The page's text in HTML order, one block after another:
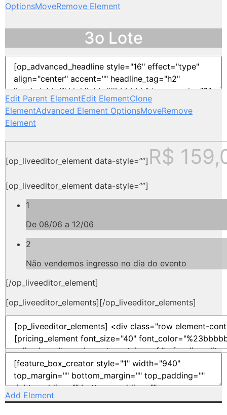
OptionsMoveRemove Element
3o Lote
Edit Parent ElementEdit ElementClone
ElementAdvanced Element OptionsMoveRemove
Element
[op_liveeditor_element data-style=””] R$
[op_liveeditor_element data-style=””]
1
De 08/06 a 12/06
2
Não vendemos ingresso no dia do evento
[/op_liveeditor_element]
[op_liveeditor_elements][/op_liveeditor_elements]
Add Element